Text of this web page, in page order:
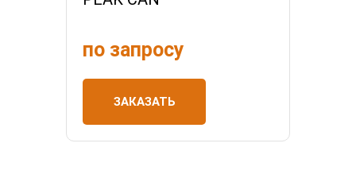
по запросу
ЗАКАЗАТЬ